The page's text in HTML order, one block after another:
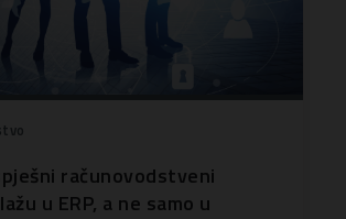
računovodstveni
u ERP, a ne samo u